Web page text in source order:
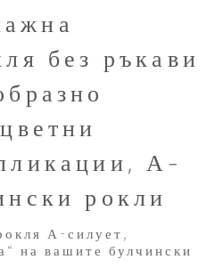
без ръкави
А-
рокли
А-силует,
на вашите булчински